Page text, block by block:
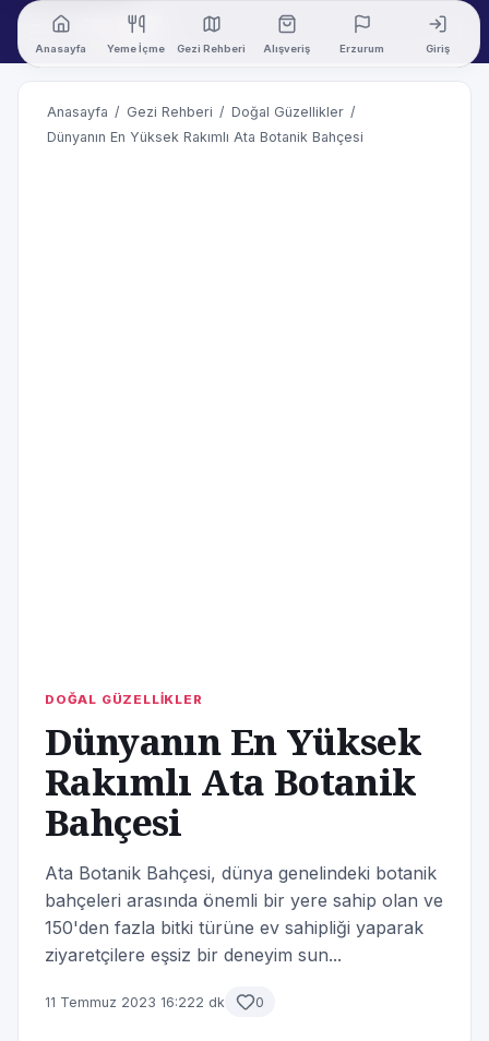
Anasayfa Yeme İçme Gezi Rehberi Alışveriş Erzurum Giriş
Anasayfa / Gezi Rehberi / Doğal Güzellikler /
Dünyanın En Yüksek Rakımlı Ata Botanik Bahçesi
DOĞAL GÜZELLİKLER
Dünyanın En Yüksek
Rakımlı Ata Botanik
Bahçesi
Ata Botanik Bahçesi, dünya genelindeki botanik
bahçeleri arasında önemli bir yere sahip olan ve
150'den fazla bitki türüne ev sahipliği yaparak
ziyaretçilere eşsiz bir deneyim sun...
11 Temmuz 2023 16:222 dk 0